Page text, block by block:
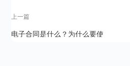
上一篇
电子合同是什么？为什么要使